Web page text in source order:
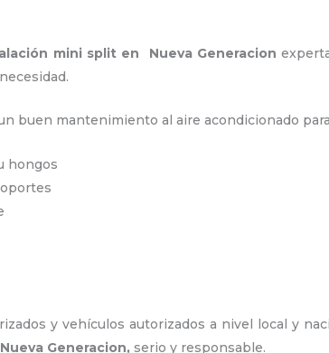
mini split en Nueva Generacion
buen mantenimiento al aire acondicionado
hongos
y vehículos autorizados a nivel local y
Generacion,serio y responsable.